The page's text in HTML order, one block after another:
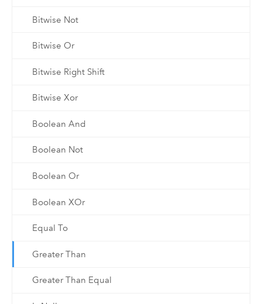
Bitwise Not
Bitwise Or
Bitwise Right Shift
Bitwise Xor
Boolean And
Boolean Not
Boolean Or
Boolean XOr
Equal To
Greater Than
Greater Than Equal